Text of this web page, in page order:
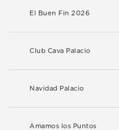
El Buen Fin 2026
Club Cava Palacio
Navidad Palacio
Amamos los Puntos